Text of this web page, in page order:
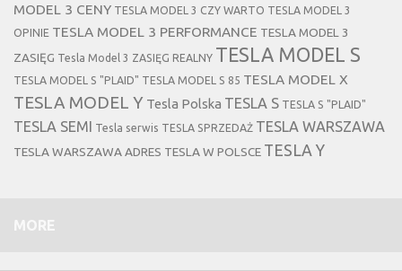
MODEL 3 CENY TESLA MODEL 3 CZY WARTO TESLA MODEL 3
OPINIE TESLA MODEL 3 PERFORMANCE TESLA MODEL 3
ZASIĘG Tesla Model 3 ZASIĘG REALNY TESLA MODEL S
TESLA MODEL S "PLAID" TESLA MODEL S 85 TESLA MODEL X
TESLA MODEL Y Tesla Polska TESLA S TESLA S "PLAID"
TESLA SEMI Tesla serwis TESLA SPRZEDAŻ TESLA WARSZAWA
TESLA WARSZAWA ADRES TESLA W POLSCE TESLA Y
MORE